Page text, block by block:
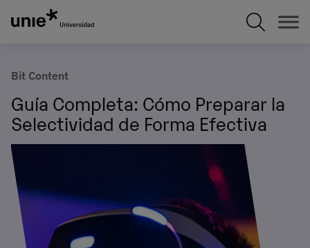
Bit Content
Guía Completa: Cómo Preparar la
Selectividad de Forma Efectiva